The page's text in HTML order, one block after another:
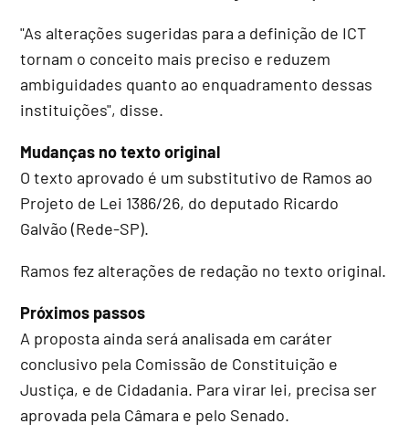
"As alterações sugeridas para a definição de ICT
tornam o conceito mais preciso e reduzem
ambiguidades quanto ao enquadramento dessas
instituições", disse.
Mudanças no texto original
O texto aprovado é um substitutivo de Ramos ao
Projeto de Lei 1386/26, do deputado Ricardo
Galvão (Rede-SP).
Ramos fez alterações de redação no texto original.
Próximos passos
A proposta ainda será analisada em caráter
conclusivo pela Comissão de Constituição e
Justiça, e de Cidadania. Para virar lei, precisa ser
aprovada pela Câmara e pelo Senado.